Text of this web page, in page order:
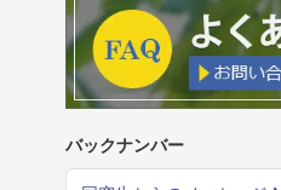
バックナンバー